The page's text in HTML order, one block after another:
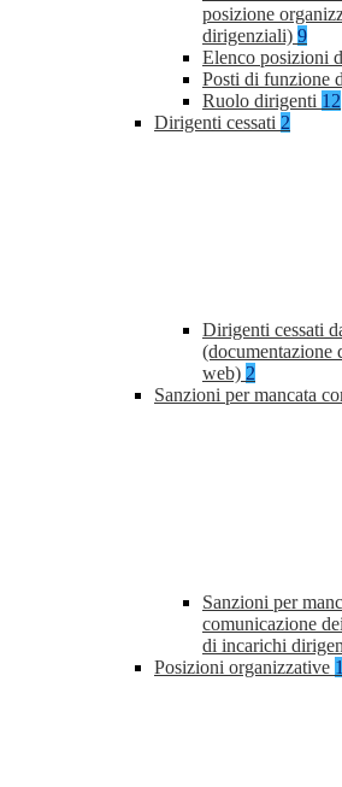
posizione
dirigenziali) 9
Elenco posizioni
Posti di funzione
Ruolo dirigenti 12
Dirigenti cessati 2
Dirigenti cessati
(documentazione
web) 2
Sanzioni per mancata
Sanzioni per
comunicazione
di incarichi
Posizioni organizzative 1